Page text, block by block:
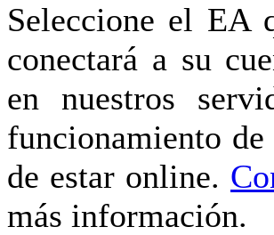
Seleccione el EA
conectará a su
en nuestros
funcionamiento
de estar online.
más información.